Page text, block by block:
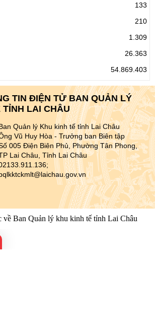
133
210
1.309
26.363
54.869.403
TIN ĐIỆN TỬ BAN QUẢN LÝ
TỈNH LAI CHÂU
Quản lý Khu kinh tế tỉnh Lai Châu
Vũ Huy Hòa - Trưởng ban Biên tập
005 Điện Biên Phủ, Phường Tân Phong,
Lai Châu, Tỉnh Lai Châu
về Ban Quản lý khu kinh tế tỉnh Lai Châu